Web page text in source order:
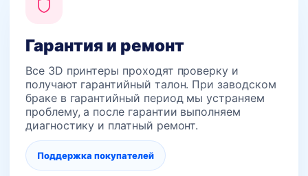
Гарантия и ремонт
Все 3D принтеры проходят проверку и
получают гарантийный талон. При заводском
браке в гарантийный период мы устраняем
проблему, а после гарантии выполняем
диагностику и платный ремонт.
Поддержка покупателей